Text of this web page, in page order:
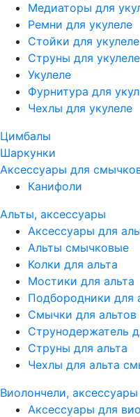
Медиаторы для
Ремни для укулеле
Стойки для укулеле
Струны для укулеле
Укулеле
Фурнитура для
Чехлы для укулеле
Цимбалы
Шаркунки
Аксессуары для
Канифоли
Альты, аксессуары
Аксессуары для
Альты смычковые
Колки для альта
Мостики для альта
Подбородники для
Смычки для альтов
Струнодержатель
Струны для альта
Чехлы для альта
Виолончели, аксессуары
Аксессуары для